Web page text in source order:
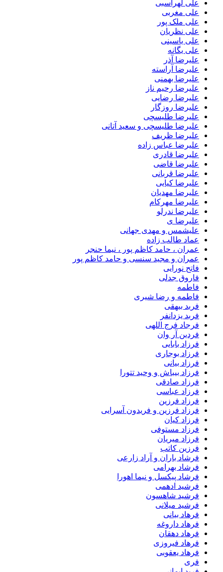
علی لهراسبی
علی مغربی
علی ملک پور
علی نظریان
علی یاسینی
علی یگانه
علیرضا آذر
علیرضا آراسته
علیرضا بهمنی
علیرضا رحیم ناز
علیرضا رضایی
علیرضا روزگار
علیرضا طلیسچی
علیرضا طلیسچی و سعید آتانی
علیرضا ظریف
علیرضا عباس زاده
علیرضا قادری
علیرضا قاضی
علیرضا قربانی
علیرضا کیایی
علیرضا مهدیان
علیرضا مهرکام
علیرضا ندرلو
علیرضا ی
علیشمس و مهدی جهانی
عماد طالب زاده
عمران ، حامد کاظم پور ، نیما حنجر
عمران و مجید سنسی و حامد کاظم پور
فاتح نورایی
فاروق جدلی
فاطمه
فاطمه و رضا شیری
فربد بیهقی
فربد یزدانفر
فرجاد فرج اللهی
فردین آر وان
فرزاد بابایی
فرزاد بوجاری
فرزاد بیانی
فرزاد بیباش و وحید تتورا
فرزاد صادقی
فرزاد عباسی
فرزاد فرزین
فرزاد فرزین و فریدون آسرایی
فرزاد کیان
فرزاد مستوفی
فرزاد میریان
فرزین کاتب
فرشاد باران و آراد زارعی
فرشاد بهرامی
فرشاد پیکسل و نیما اهورا
فرشید ادهمی
فرشید شاهسون
فرشید میلانی
فرهاد بیانی
فرهاد داروغه
فرهاد دهقان
فرهاد فیروزی
فرهاد یعقوبی
فری